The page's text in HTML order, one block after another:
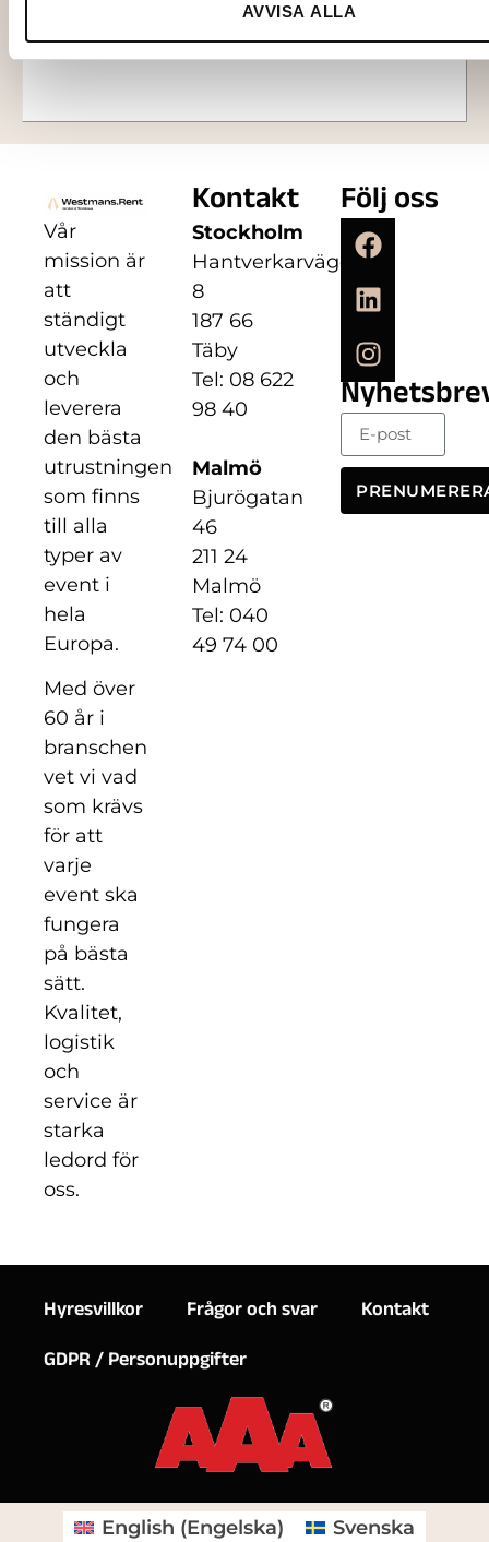
AVVISA ALLA
Lägg till i varukorg
Vår
mission är
att
ständigt
utveckla
och
leverera
den bästa
utrustningen
som finns
till alla
typer av
event i
hela
Europa.
Med över
60 år i
branschen
vet vi vad
som krävs
för att
varje
event ska
fungera
på bästa
sätt.
Kvalitet,
logistik
och
service är
starka
ledord för
oss.
Kontakt
Stockholm
Hantverkarvägen
8
187 66
Täby
Tel: 08 622
98 40
Malmö
Bjurögatan
46
211 24
Malmö
Tel: 040
49 74 00
Följ oss
Hyresvillkor Frågor och svar
Kontakt
GDPR / Personuppgifter
English (Engelska) Svenska